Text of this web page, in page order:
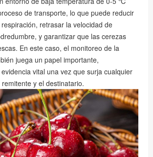
de transporte, lo que puede reducir
retrasar la velocidad de
y garantizar que las cerezas
En este caso, el monitoreo de la
juega un papel importante,
vital una vez que surja cualquier
y el destinatario.